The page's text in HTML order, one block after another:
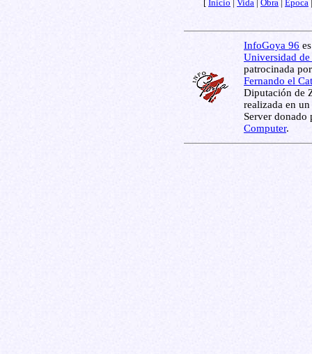
[ Inicio | Vida | Obra | Época
InfoGoya 96
Universidad de
patrocinada
Fernando el
Diputación de
realizada en
Server donado
Computer.